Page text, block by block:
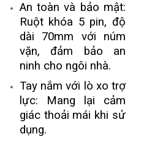
An toàn và bảo mật:
Ruột khóa 5 pin, độ
dài 70mm với núm
vặn, đảm bảo an
ninh cho ngôi nhà.
Tay nắm với lò xo trợ
lực: Mang lại cảm
giác thoải mái khi sử
dụng.